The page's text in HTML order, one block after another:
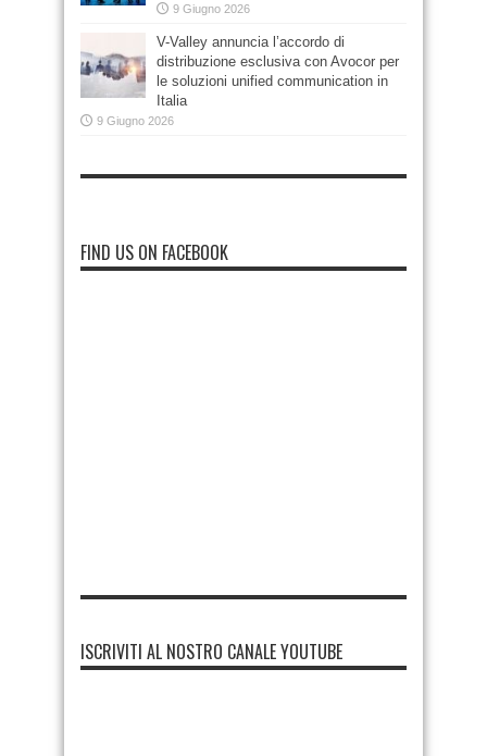
9 Giugno 2026
V-Valley annuncia l’accordo di
distribuzione esclusiva con Avocor per
le soluzioni unified communication in
Italia
9 Giugno 2026
FIND US ON FACEBOOK
ISCRIVITI AL NOSTRO CANALE YOUTUBE